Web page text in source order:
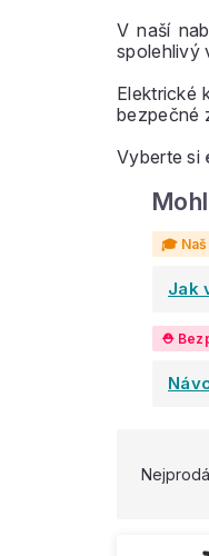
V naší
spolehlivý
Elektrické
bezpečné
Vyberte si
Jak